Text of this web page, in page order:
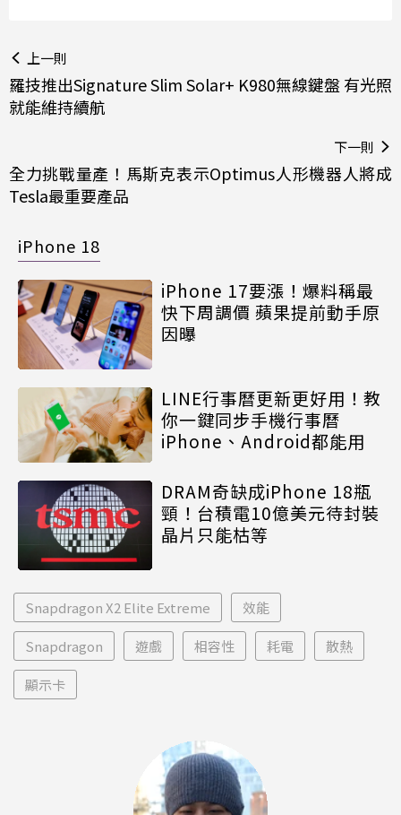
上一則
羅技推出Signature Slim Solar+ K980無線鍵盤 有光照
就能維持續航
下一則
全力挑戰量產！馬斯克表示Optimus人形機器人將成
Tesla最重要產品
iPhone 18
iPhone 17要漲！爆料稱最
快下周調價 蘋果提前動手原
因曝
LINE行事曆更新更好用！教
你一鍵同步手機行事曆
iPhone、Android都能用
DRAM奇缺成iPhone 18瓶
頸！台積電10億美元待封裝
晶片只能枯等
Snapdragon X2 Elite Extreme 效能
Snapdragon 遊戲 相容性 耗電 散熱
顯示卡